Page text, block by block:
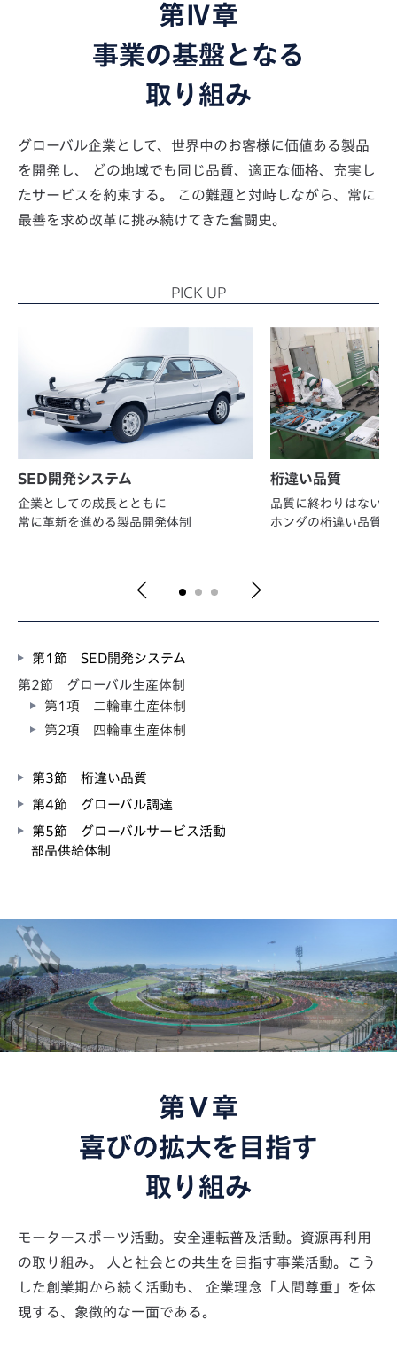
第Ⅳ章
事業の基盤となる
取り組み
グローバル企業として、世界中のお客様に価値ある製品
を開発し、
どの地域でも同じ品質、適正な価格、充実し
たサービスを約束する。
この難題と対峙しながら、常に
最善を求め改革に挑み続けてきた奮闘史。
PICK UP
SED開発システム
企業としての成長とともに
常に革新を進める製品開発体制
桁違い品質
品質に終わりはない
ホンダの桁違い品質
第1節 SED開発システム
第2節 グローバル生産体制
第1項 二輪車生産体制
第2項 四輪車生産体制
第3節 桁違い品質
第4節 グローバル調達
第5節 グローバルサービス活動
部品供給体制
第Ⅴ章
喜びの拡大を目指す
取り組み
モータースポーツ活動。安全運転普及活動。資源再利用
の取り組み。
人と社会との共生を目指す事業活動。こう
した創業期から続く活動も、
企業理念「人間尊重」を体
現する、象徴的な一面である。